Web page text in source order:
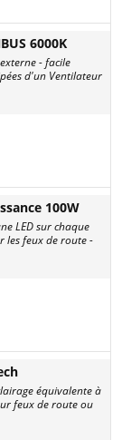
6000K
- facile
d'un Ventilateur
100W
LED sur chaque
les feux de route -
équivalente à
feux de route ou